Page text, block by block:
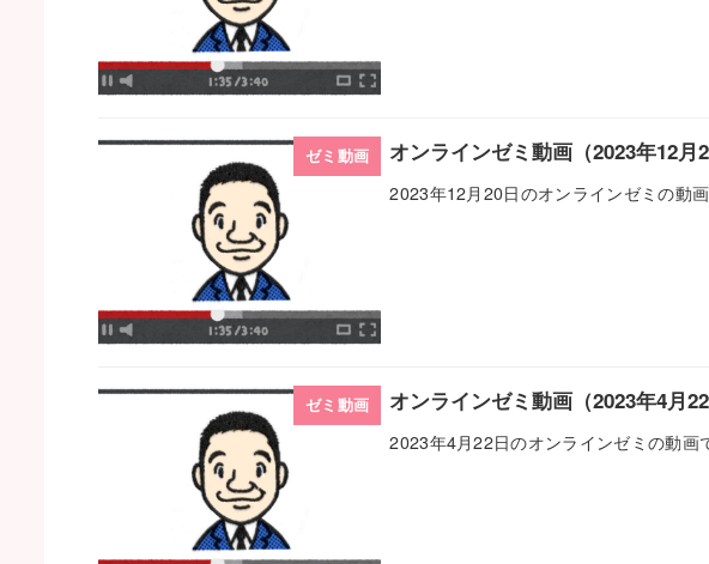
ゼミ動画 オンラインゼミ動画（2023年12月
2023年12月20日のオンラインゼミの動画
ゼミ動画 オンラインゼミ動画（2023年4月22
2023年4月22日のオンラインゼミの動画